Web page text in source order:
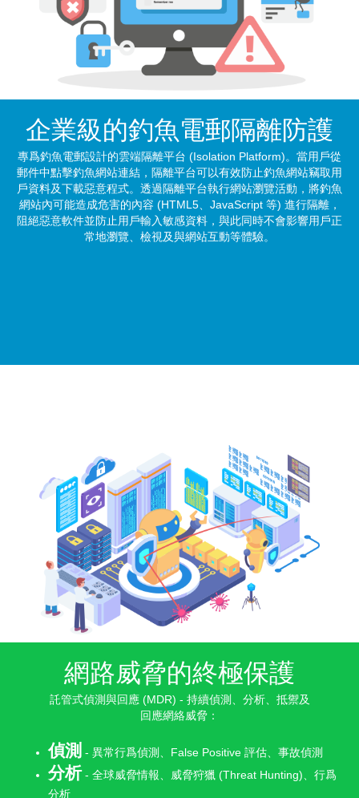
企業級的釣魚電郵隔離防護
專爲釣魚電郵設計的雲端隔離平台 (Isolation Platform)。當用戶從
郵件中點擊釣魚網站連結，隔離平台可以有效防止釣魚網站竊取用
戶資料及下載惡意程式。透過隔離平台執行網站瀏覽活動，將釣魚
網站內可能造成危害的內容 (HTML5、JavaScript等) 進行隔離，
阻絕惡意軟件並防止用戶輸入敏感資料，與此同時不會影響用戶正
常地瀏覽、檢視及與網站互動等體驗。
網路威脅的終極保護
託管式偵測與回應 (MDR) - 持續偵測、分析、抵禦及
回應網絡威脅：
偵測 - 異常行爲偵測、 False Positive 評估、事故偵測
分析- 全球威脅情報、威脅狩獵 (Threat Hunting) 、行爲
分析